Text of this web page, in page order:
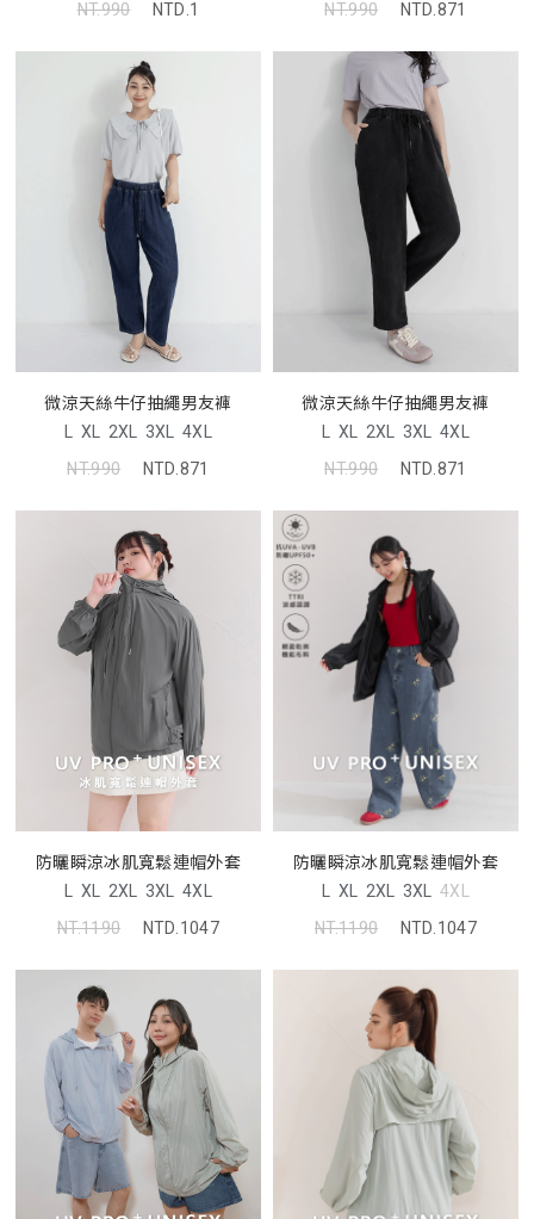
NT.990 NTD.1 NT.990 NTD.871
微涼天絲牛仔抽繩男友褲
L XL 2XL 3XL 4XL
NT.990
NTD.871
微涼天絲牛仔抽繩男友褲
L XL 2XL 3XL 4XL
NT.990
NTD.871
防曬瞬涼冰肌寬鬆連帽外套
L XL 2XL 3XL 4XL
NT.1190
NTD.1047
防曬瞬涼冰肌寬鬆連帽外套
L XL 2XL 3XL 4XL
NT.1190
NTD.1047